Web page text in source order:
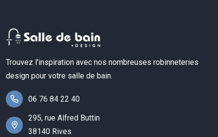
Trouvez l'inspiration avec nos nombreuses robinneteries
design pour votre salle de bain.
06 76 84 22 40
295, rue Alfred Buttin
38140 Rives